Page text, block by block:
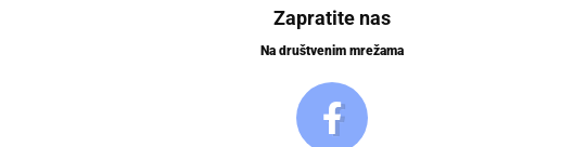
Zapratite nas
Na društvenim mrežama